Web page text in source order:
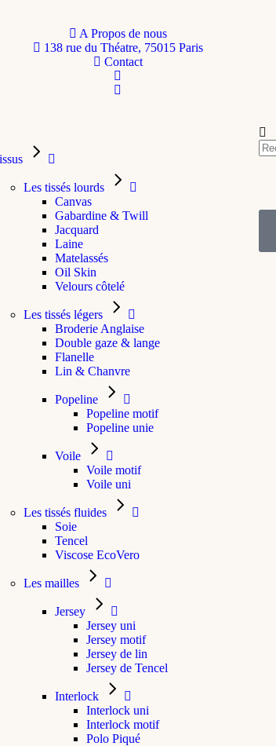
A Propos de nous
138 rue du Théatre, 75015 Paris
Contact
Les tissés lourds
Canvas
Gabardine & Twill
Jacquard
Laine
Matelassés
Oil Skin
Velours côtelé
Les tissés légers
Broderie Anglaise
Double gaze & lange
Flanelle
Lin & Chanvre
Popeline
Popeline motif
Popeline unie
Voile
Voile motif
Voile uni
Les tissés fluides
Soie
Tencel
Viscose EcoVero
Les mailles
Jersey
Jersey uni
Jersey motif
Jersey de lin
Jersey de Tencel
Interlock
Interlock uni
Interlock motif
Polo Piqué